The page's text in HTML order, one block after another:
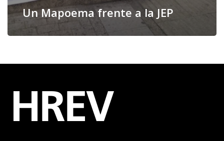
Un Mapoema frente a la JEP